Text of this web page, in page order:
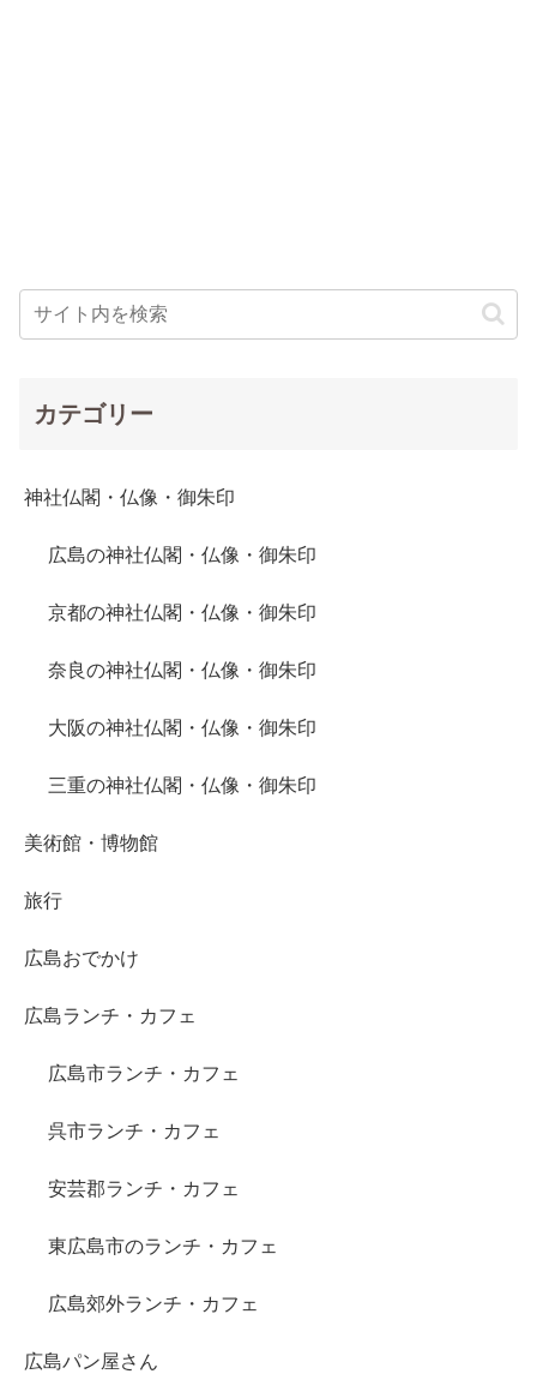
カテゴリー
神社仏閣・仏像・御朱印
広島の神社仏閣・仏像・御朱印
京都の神社仏閣・仏像・御朱印
奈良の神社仏閣・仏像・御朱印
大阪の神社仏閣・仏像・御朱印
三重の神社仏閣・仏像・御朱印
美術館・博物館
旅行
広島おでかけ
広島ランチ・カフェ
広島市ランチ・カフェ
呉市ランチ・カフェ
安芸郡ランチ・カフェ
東広島市のランチ・カフェ
広島郊外ランチ・カフェ
広島パン屋さん